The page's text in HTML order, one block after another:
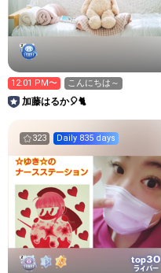
12:01 PM〜 こんにちは～
加藤はるか🎈🐈
323 Daily 835 days
top30
ライバー